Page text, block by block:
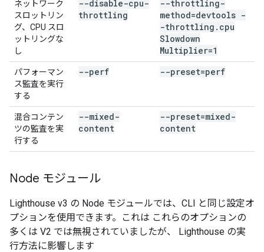
ネットワーク
スロットリン
グ、CPU スロ
ットリングな
し
--disable-cpu-
throttling
--throttling-
method=devtools -
-throttling . cpu
Slowdown
Multiplier=1
パフォーマン
ス監査を実行
する
--perf --preset=perf
混合コンテン
ツの監査を実
行する
--mixed-
content
--preset=mixed-
content
Node モジュール
Lighthouse v3 の Node モジュールでは、CLI と同じ設定オ
プションを使用できます。これは これらのオプションの
多くは V2 では無視されていましたが、 Lighthouse の実
行方法に影響します